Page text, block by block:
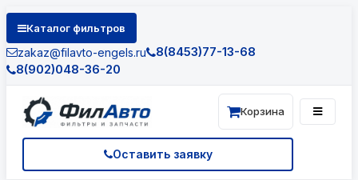
Каталог фильтров
zakaz@filavto-engels.ru
8(8453)77-13-68
8(902)048-36-20
Оставить заявку
Корзина